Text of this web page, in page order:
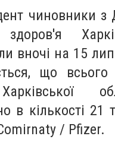
чиновники з
здоров'я
вночі на 15
що
в кількості 21
/ Pfizer.